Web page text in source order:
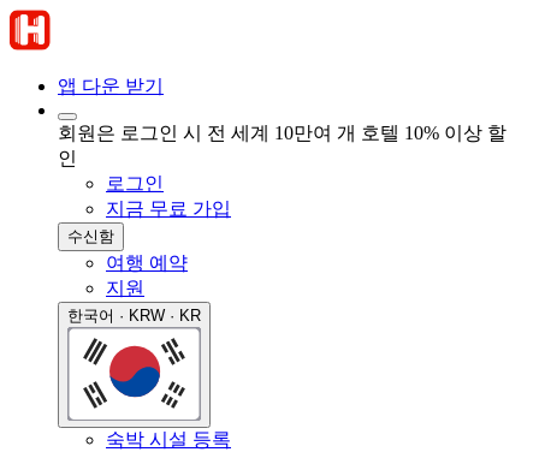
앱 다운 받기
회원은 로그인 시 전 세계 10만여 개 호텔 10% 이상 할
인
로그인
지금 무료 가입
수신함
여행 예약
지원
한국어 · KRW · KR
숙박 시설 등록